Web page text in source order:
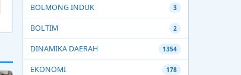
BOLMONG INDUK 3
BOLTIM 2
DINAMIKA DAERAH 1354
EKONOMI 178